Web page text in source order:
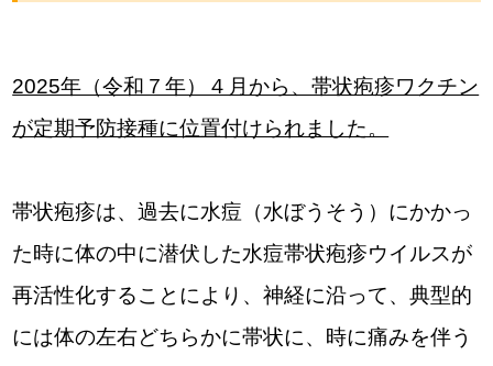
2025年（令和７年）４月から、帯状疱疹ワクチン
が定期予防接種に位置付けられました。
帯状疱疹は、過去に水痘（水ぼうそう）にかかっ
た時に体の中に潜伏した水痘帯状疱疹ウイルスが
再活性化することにより、神経に沿って、典型的
には体の左右どちらかに帯状に、時に痛みを伴う